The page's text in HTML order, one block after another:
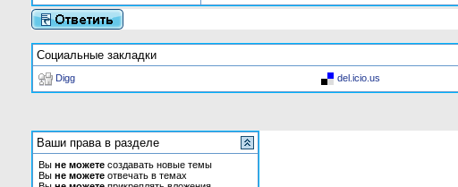
Социальные закладки
Digg del.icio.us
Ваши права в разделе
Вы не можете создавать новые темы
Вы не можете отвечать в темах